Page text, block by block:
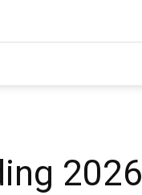
2026